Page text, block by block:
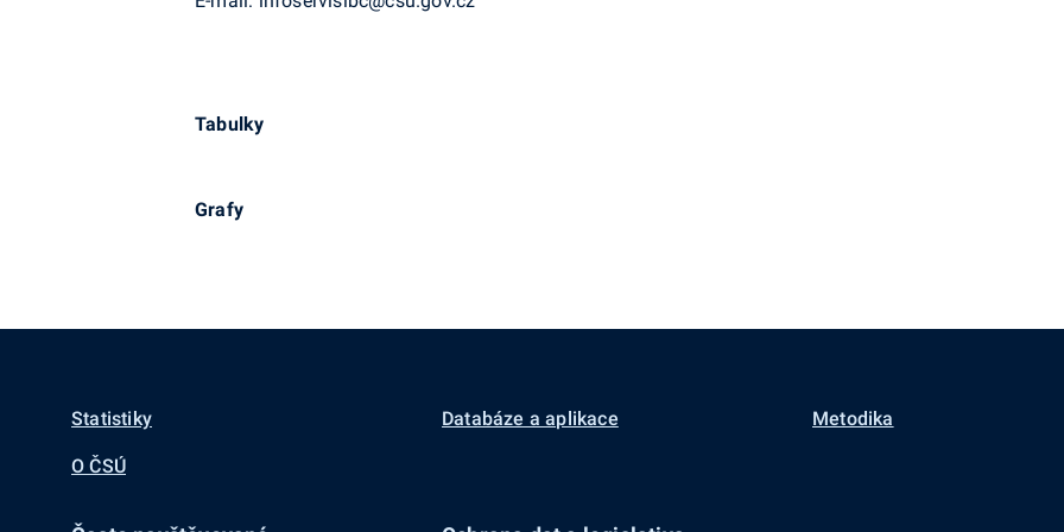
Tabulky
Grafy
Statistiky Databáze a aplikace Metodika
O ČSÚ